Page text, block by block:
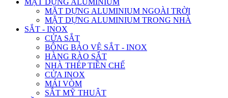
MẶT DỰNG ALUMINIUM
MẶT DỰNG ALUMINIUM NGOÀI TRỜI
MẶT DỰNG ALUMINIUM TRONG NHÀ
SẮT - INOX
CỬA SẮT
BÔNG BẢO VỆ SẮT - INOX
HÀNG RÀO SẮT
NHÀ THÉP TIỀN CHẾ
CỬA INOX
MÁI VÒM
SẮT MỸ THUẬT